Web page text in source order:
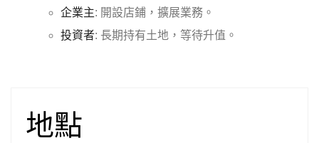
企業主: 開設店鋪，擴展業務。
投資者: 長期持有土地，等待升值。
地點